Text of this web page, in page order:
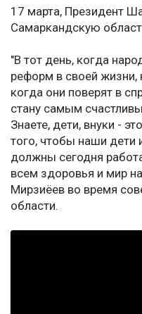
17 марта, Президент
Самаркандскую
"В тот день, когда
реформ в своей жизни,
когда они поверят в
стану самым
Знаете, дети, внуки -
того, чтобы наши
должны сегодня
всем здоровья и мир
Мирзиёев во время
области.